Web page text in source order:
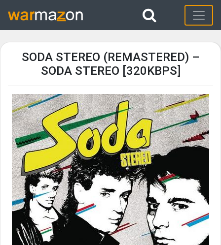
SODA STEREO (REMASTERED) –
SODA STEREO [320KBPS]